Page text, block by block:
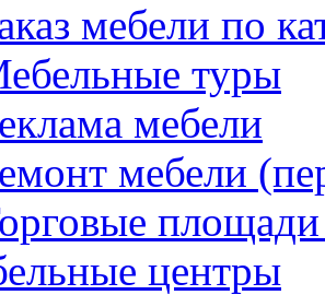
мебели по
туры
мебели
мебели
центры